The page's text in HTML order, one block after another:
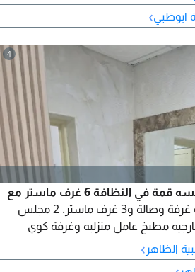
ابوظبي›
4
للإيجار فيلا في الظاهر خمسه قمة في النظافة 6 غرف ماستر مع
الكبت منهم 3 غرف سويت غرفة وصالة و3 غرف ماستر. 2 مجلس
مطبخ عامل منزليه وغرفة كوي
للجادين يفضل وتس أز تعذر الرد
الظاهر ›